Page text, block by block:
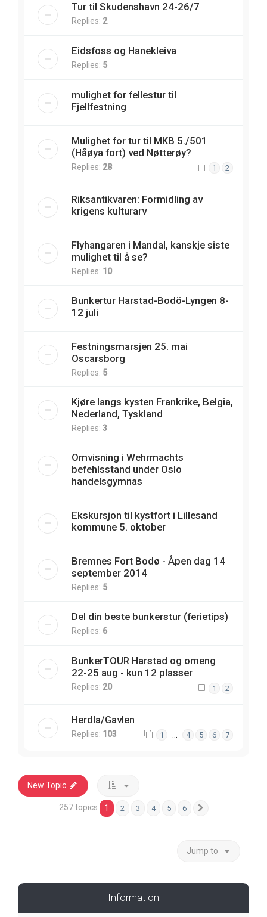
Tur til Skudenshavn 24-26/7
Replies: 2
Eidsfoss og Hanekleiva
Replies: 5
mulighet for fellestur til
Fjellfestning
Mulighet for tur til MKB 5./501
(Håøya fort) ved Nøtterøy?
Replies: 28 1 2
Riksantikvaren: Formidling av
krigens kulturarv
Flyhangaren i Mandal, kanskje siste
mulighet til å se?
Replies: 10
Bunkertur Harstad-Bodö-Lyngen 8-
12 juli
Festningsmarsjen 25. mai
Oscarsborg
Replies: 5
Kjøre langs kysten Frankrike, Belgia,
Nederland, Tyskland
Replies: 3
Omvisning i Wehrmachts
befehlsstand under Oslo
handelsgymnas
Ekskursjon til kystfort i Lillesand
kommune 5. oktober
Bremnes Fort Bodø - Åpen dag 14
september 2014
Replies: 5
Del din beste bunkerstur (ferietips)
Replies: 6
BunkerTOUR Harstad og omeng
22-25 aug - kun 12 plasser
Replies: 20 1 2
Herdla/Gavlen
Replies: 103 1 4 5 6 7
New Topic
257 topics 1 2 3 4 5 6
Jump to
Information